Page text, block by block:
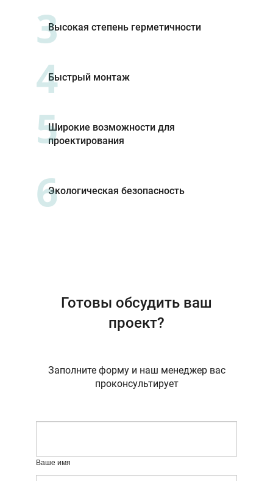
3Высокая степень герметичности
4Быстрый монтаж
5Широкие возможности для
проектирования
6Экологическая безопасность
Готовы обсудить ваш
проект?
Заполните форму и наш менеджер вас
проконсультирует
Ваше имя